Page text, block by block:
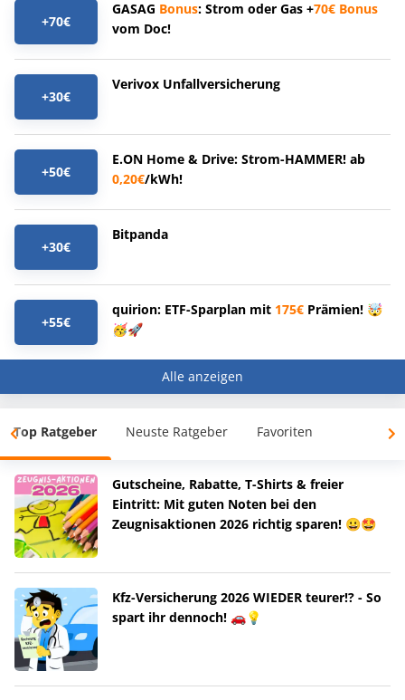
+70€
GASAG Bonus: Strom oder Gas +70€ Bonus
vom Doc!
+30€
Verivox Unfallversicherung
+50€
E.ON Home & Drive: Strom-HAMMER! ab
0,20€/kWh!
+30€
Bitpanda
+55€
quirion: ETF-Sparplan mit 175€ Prämien! 🤯
🥳🚀
Alle anzeigen
Top Ratgeber Neuste Ratgeber Favoriten
Gutscheine, Rabatte, T-Shirts & freier
Eintritt: Mit guten Noten bei den
Zeugnisaktionen 2026 richtig sparen! 😀🤩
Kfz-Versicherung 2026 WIEDER teurer!? - So
spart ihr dennoch! 🚗💡